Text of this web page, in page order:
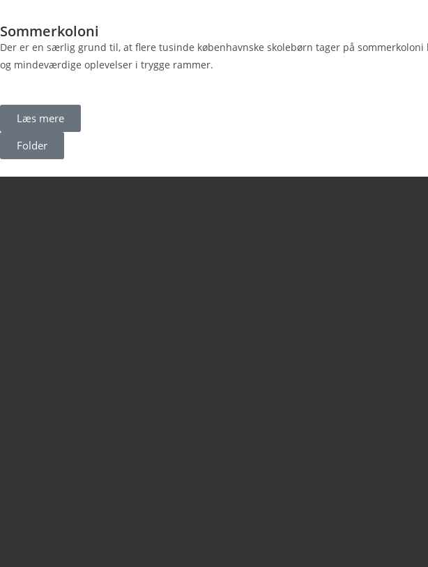
Sommerkoloni
Der er en særlig grund til, at flere tusinde københavnske skolebørn tager på
og mindeværdige oplevelser i trygge rammer.
Læs mere
Folder